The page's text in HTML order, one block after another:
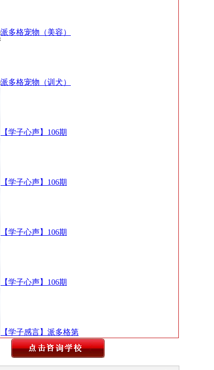
派多格宠物（美容）
派多格宠物（训犬）
【学子心声】106期
【学子心声】106期
【学子心声】106期
【学子心声】106期
【学子感言】派多格第